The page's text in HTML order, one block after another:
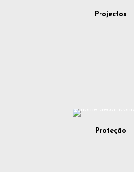
Projectos
Proteção